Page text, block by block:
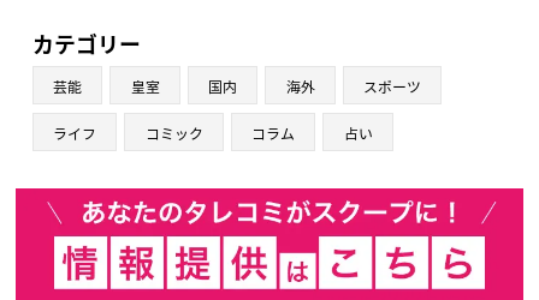
カテゴリー
芸能 皇室 国内 海外 スポーツ
ライフ コミック コラム 占い